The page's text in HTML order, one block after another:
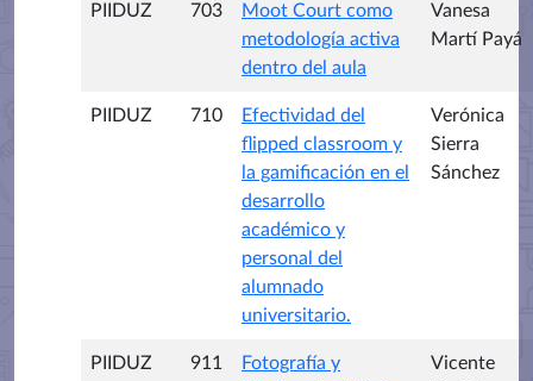
PIIDUZ 703
Moot Court como
metodología activa
dentro del aula
Vanesa
Martí Payá
PIIDUZ 710
Efectividad del
flipped classroom y
la gamificación en el
desarrollo
académico y
personal del
alumnado
universitario.
Verónica
Sierra
Sánchez
PIIDUZ 911
Fotografía y
Vicente